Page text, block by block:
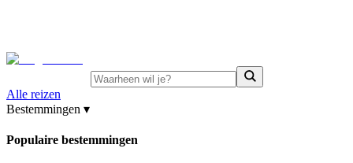
Alle reizen
Bestemmingen ▾
Populaire bestemmingen